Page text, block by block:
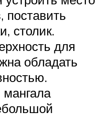
поставить
столик.
для
обладать